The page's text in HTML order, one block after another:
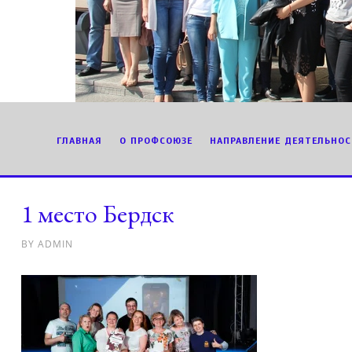
ГЛАВНАЯ О ПРОФСОЮЗЕ НАПРАВЛЕНИЕ
1 место Бердск
BY ADMIN